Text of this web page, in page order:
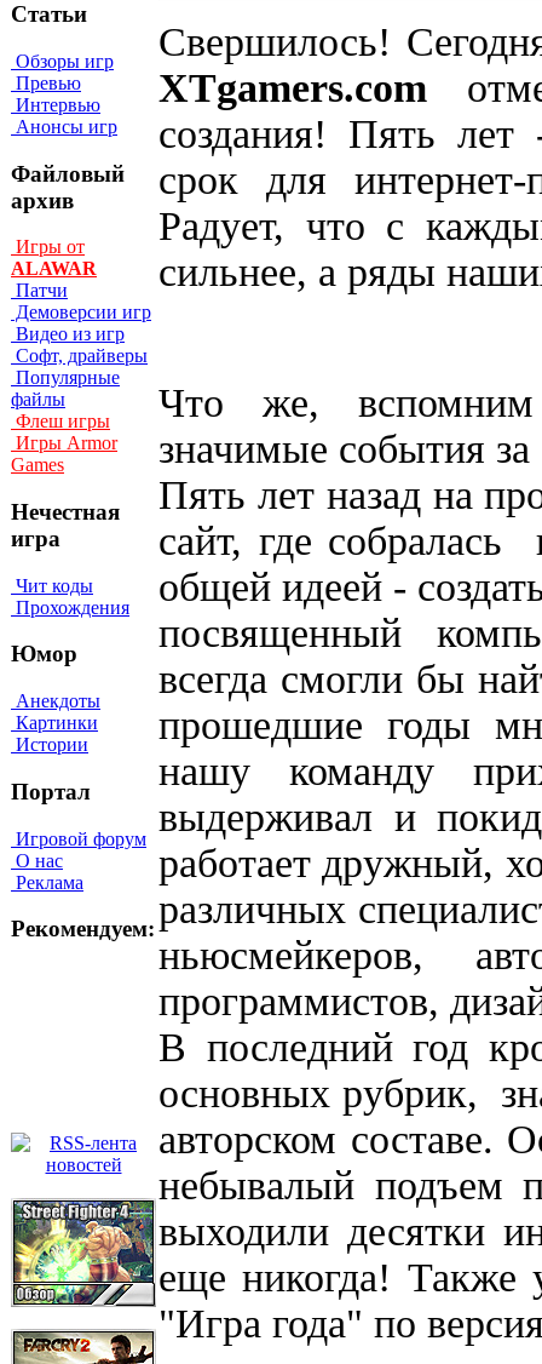
Статьи
Обзоры игр
Превью
Интервью
Анонсы игр
Файловый
архив
Игры от
ALAWAR
Патчи
Демоверсии игр
Видео из игр
Софт, драйверы
Популярные
файлы
Флеш игры
Игры Armor
Games
Нечестная
игра
Чит коды
Прохождения
Юмор
Анекдоты
Картинки
Истории
Портал
Игровой форум
О нас
Реклама
Рекомендуем:
Свершилось!
XTgamers.com
создания! Пять
срок для
Радует, что с
сильнее, а ряды
Что же,
значимые события за
Пять лет назад на
сайт, где собралась
общей идеей -
посвященный
всегда смогли бы
прошедшие годы
нашу команду
выдерживал и
работает дружный,
различных
ньюсмейкеров,
программистов,
В последний год
основных рубрик,
авторском составе.
небывалый подъем
выходили десятки
еще никогда! Также
"Игра года" по